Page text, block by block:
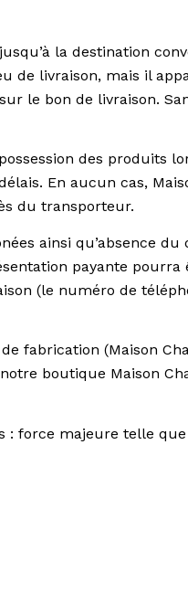
la destination
de livraison, mais il
le bon de livraison.
des produits
En aucun cas,
du transporteur.
ainsi qu’absence
payante
(le numéro de
fabrication (Maison
boutique Maison
: force majeure telle